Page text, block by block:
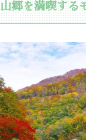
郷を満喫する